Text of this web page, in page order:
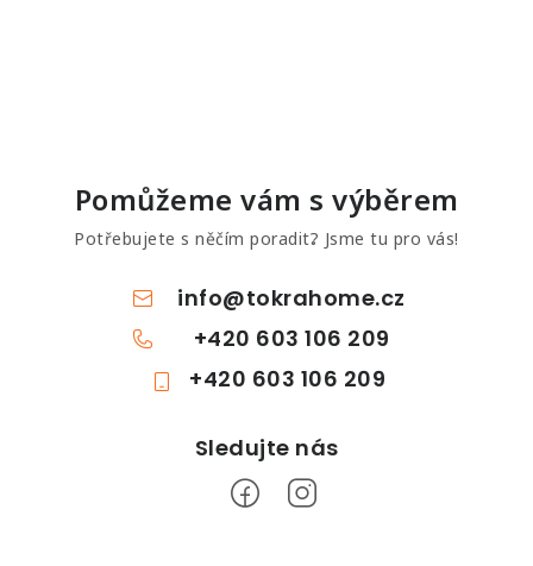
Pomůžeme vám s výběrem
Potřebujete s něčím poradit? Jsme tu pro vás!
info@tokrahome.cz
+420 603 106 209
+420 603 106 209